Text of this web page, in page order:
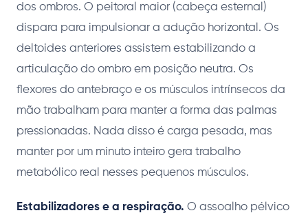
dos ombros. O peitoral maior (cabeça esternal)
dispara para impulsionar a adução horizontal. Os
deltoides anteriores assistem estabilizando a
articulação do ombro em posição neutra. Os
flexores do antebraço e os músculos intrínsecos da
mão trabalham para manter a forma das palmas
pressionadas. Nada disso é carga pesada, mas
manter por um minuto inteiro gera trabalho
metabólico real nesses pequenos músculos.
Estabilizadores e a respiração. O assoalho pélvico